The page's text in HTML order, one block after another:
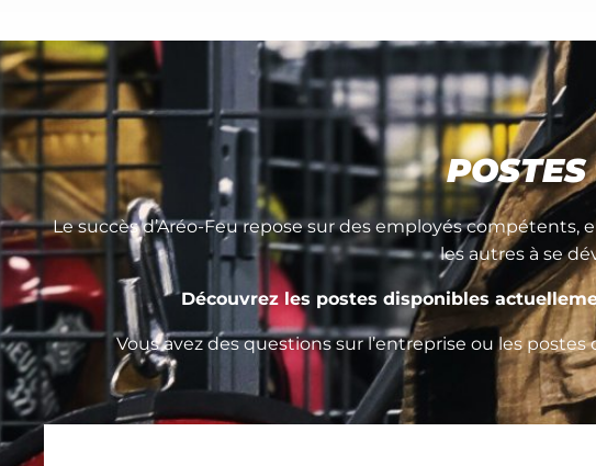
Le succès d’Aréo-Feu repose sur des employés
les autres à se
Découvrez les postes disponibles
Vous avez des questions sur l’entreprise ou les